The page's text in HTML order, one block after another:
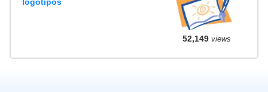
logotipos
52,149views